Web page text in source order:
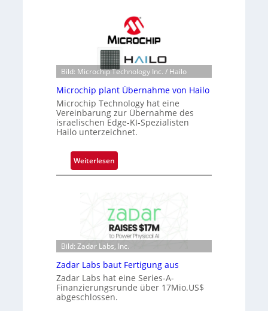
c
h
a
n
S
e
r
e
c
t
s
r
i
e
s
-
B
-
k
s
t
n
e
ü
b
n
m
t
D
a
k
V
i
Bild: Microchip Technology Inc. / Hailo
Microchip plant Übernahme von Hailo
Microchip Technology hat eine
Vereinbarung zur Übernahme des
israelischen Edge-KI-Spezialisten
Hailo unterzeichnet.
Weiterlesen
M
r
o
c
h
p
p
l
Bild: Zadar Labs, Inc.
Zadar Labs baut Fertigung aus
Zadar Labs hat eine Series-A-
Finanzierungsrunde über 17Mio.US$
abgeschlossen.